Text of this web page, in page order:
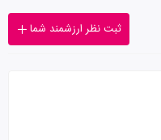
ثبت نظر ارزشمند شما